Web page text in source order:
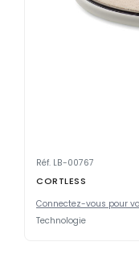
Réf. LB-00767
CORTLESS
Connectez-vous pour
Technologie